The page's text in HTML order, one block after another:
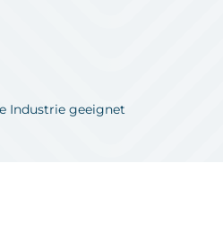
Industrie geeignet